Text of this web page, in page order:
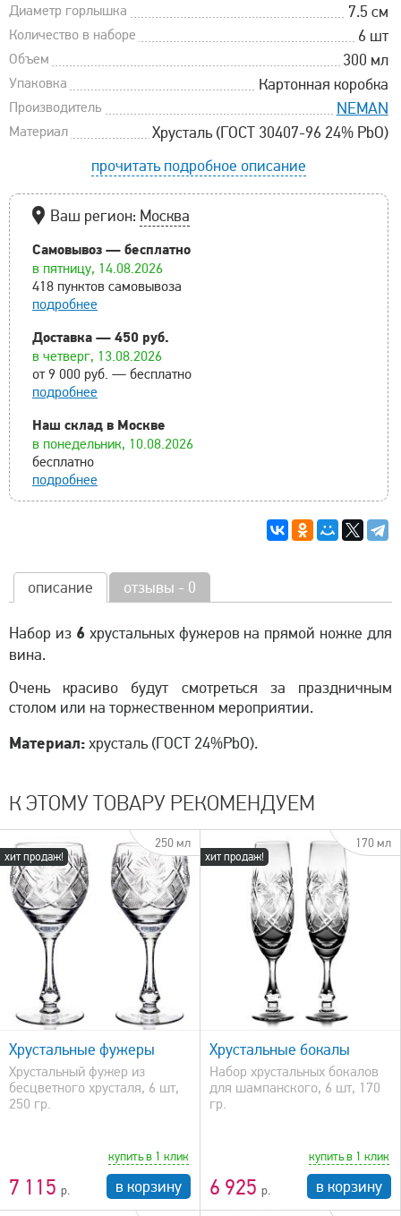
Диаметр горлышка 7.5 см
Количество в наборе 6 шт
Объем 300 мл
Упаковка Картонная коробка
Производитель NEMAN
Материал
Хрусталь (ГОСТ 30407-96 24% PbO)
прочитать подробное описание
Ваш регион: Москва
Самовывоз — бесплатно
в пятницу, 14.08.2026
418 пунктов самовывоза
подробнее
Доставка — 450 руб.
в четверг, 13.08.2026
от 9 000 руб. — бесплатно
подробнее
Наш склад в Москве
в понедельник, 10.08.2026
бесплатно
подробнее
описание отзывы - 0
Набор из 6 хрустальных фужеров на прямой ножке для
вина.
Очень красиво будут смотреться за праздничным
столом или на торжественном мероприятии.
Материал:хрусталь (ГОСТ 24%PbO).
К ЭТОМУ ТОВАРУ РЕКОМЕНДУЕМ
хит продаж!
250 мл
Хрустальные фужеры
Хрустальный фужер из
бесцветного хрусталя, 6 шт,
250 гр.
7 115
купить в 1 клик
в корзину
хит продаж!
170 мл
быстрый просмотр
Хрустальные бокалы
Набор хрустальных бокалов
для шампанского, 6 шт, 170
гр.
6 925
купить в 1 клик
в корзину